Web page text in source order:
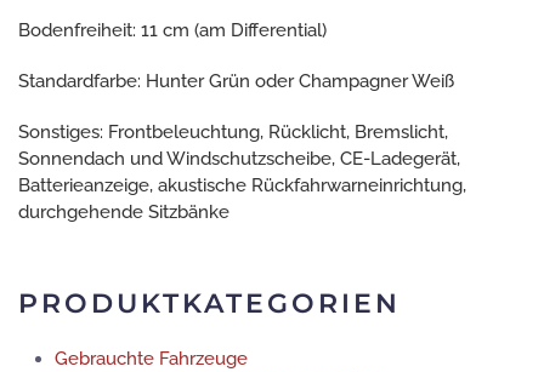
Bodenfreiheit: 11 cm (am Differential)
Standardfarbe: Hunter Grün oder Champagner Weiß
Sonstiges: Frontbeleuchtung, Rücklicht, Bremslicht,
Sonnendach und Windschutzscheibe, CE-Ladegerät,
Batterieanzeige, akustische Rückfahrwarneinrichtung,
durchgehende Sitzbänke
PRODUKTKATEGORIEN
Gebrauchte Fahrzeuge